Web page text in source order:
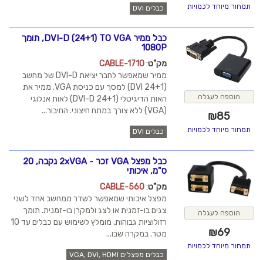
תמחור מיוחד לכמויות כבלים DVI
הוספה לעגלה
₪85
תמחור מיוחד לכמויות
כבל ממיר DVI-D (24+1) TO VGA, תומך
1080P
מק"ט:
CABLE-1710
ממיר שמאפשר לחבר יציאת DVI-D של מחשב
(DVI 24+1) למסך עם כניסת VGA. ממיר את
האות הדיגיטלי (24+1 DVI-D) לאות אנלוגי
(VGA) ללא צורך במתח חיצוני. החיבור...
כבלים DVI
הוספה לעגלה
₪69
תמחור מיוחד לכמויות
כבל מפצל VGA זכר - 2xVGA נקבה, 20
ס"מ, איכותי
מק"ט:
CABLE-560
מפצל איכותי שמאפשר לשדר ממחשב אחד לשני
צגים בו-זמנית או לצג ולמקרן בו-זמנית. תומך
רזולוציות גבוהות, מומלץ לשימוש עם כבלים עד 10
מטר. במקרה שבו...
כבלים מפצלים VGA, DVI, HDMI